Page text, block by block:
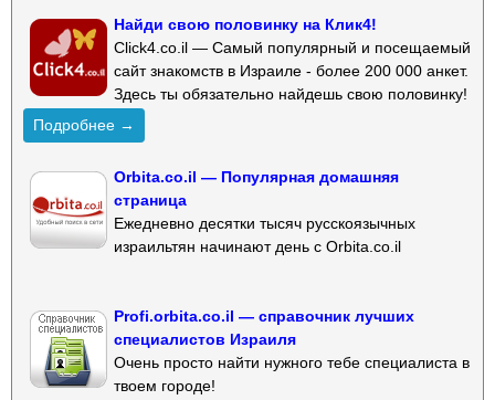
Найди свою половинку на Клик4!
Click4.co.il — Самый популярный и посещаемый
сайт знакомств в Израиле - более 200 000 анкет.
Здесь ты обязательно найдешь свою половинку!
Подробнее →
Orbita.co.il — Популярная домашняя
страница
Ежедневно десятки тысяч русскоязычных
израильтян начинают день с Orbita.co.il
Profi.orbita.co.il — справочник лучших
специалистов Израиля
Очень просто найти нужного тебе специалиста в
твоем городе!